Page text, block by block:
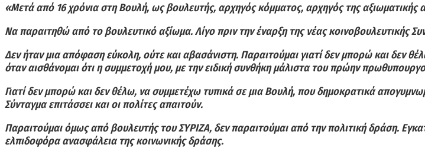
«Μετά από 16 χρόνια στη Βουλή, ως βουλευτής, αρχηγός κόμματος, αρχηγός της
Να παραιτηθώ από το βουλευτικό αξίωμα. Λίγο πριν την έναρξη της νέας κοινοβουλευτικής
Δεν ήταν μια απόφαση εύκολη, ούτε και αβασάνιστη. Παραιτούμαι γιατί δεν μπορώ και δεν
όταν αισθάνομαι ότι η συμμετοχή μου, με την ειδική συνθήκη μάλιστα του πρώην
Γιατί δεν μπορώ και δεν θέλω, να συμμετέχω τυπικά σε μια Βουλή, που δημοκρατικά
Σύνταγμα επιτάσσει και οι πολίτες απαιτούν.
Παραιτούμαι όμως από βουλευτής του ΣΥΡΙΖΑ, δεν παραιτούμαι από την πολιτική δράση.
ελπιδοφόρα ανασφάλεια της κοινωνικής δράσης.